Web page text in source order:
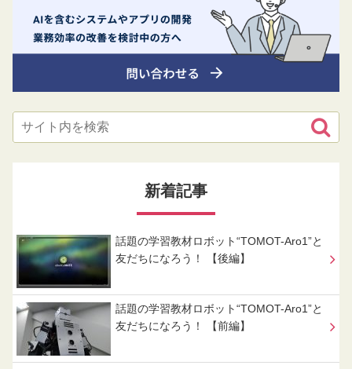
新着記事
話題の学習教材ロボット“TOMOT-Aro1”と
友だちになろう！ 【後編】
話題の学習教材ロボット“TOMOT-Aro1”と
友だちになろう！ 【前編】